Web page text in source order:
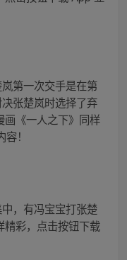
第一次交手是在第
张楚岚时选择了弃
画《一人之下》同样
！
，有冯宝宝打张楚
精彩，点击按钮下载